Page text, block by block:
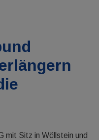
mit Sitz in Wöllstein und